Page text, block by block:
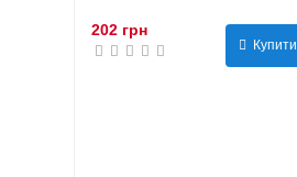
202 грн
Купити